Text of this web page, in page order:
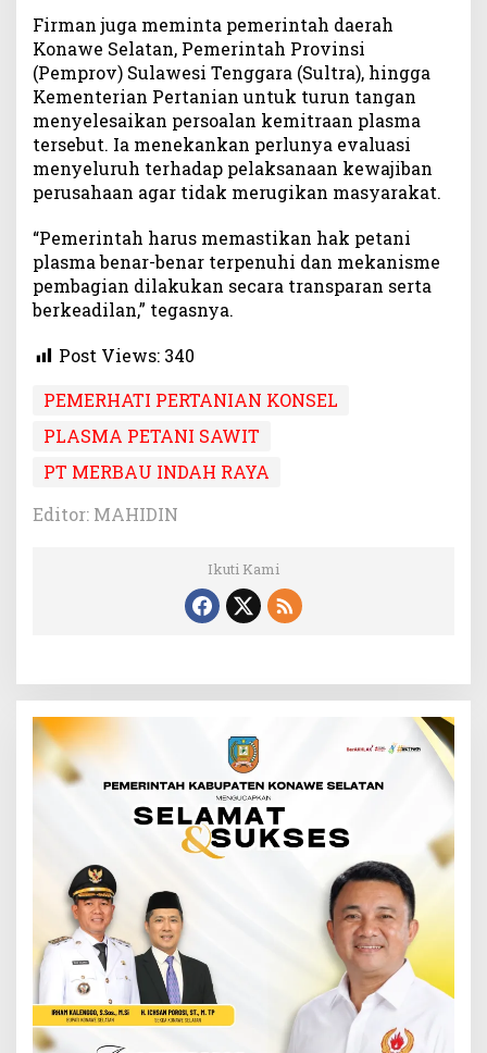
Firman juga meminta pemerintah daerah
Konawe Selatan, Pemerintah Provinsi
(Pemprov) Sulawesi Tenggara (Sultra), hingga
Kementerian Pertanian untuk turun tangan
menyelesaikan persoalan kemitraan plasma
tersebut. Ia menekankan perlunya evaluasi
menyeluruh terhadap pelaksanaan kewajiban
perusahaan agar tidak merugikan masyarakat.
“Pemerintah harus memastikan hak petani
plasma benar-benar terpenuhi dan mekanisme
pembagian dilakukan secara transparan serta
berkeadilan,” tegasnya.
Post Views: 340
PEMERHATI PERTANIAN KONSEL
PLASMA PETANI SAWIT
PT MERBAU INDAH RAYA
Editor: MAHIDIN
Ikuti Kami